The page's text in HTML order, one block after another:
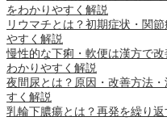
をわかりやすく解説
リウマチとは？初期症状・関
やすく解説
慢性的な下痢・軟便は漢方で
わかりやすく解説
夜間尿とは？原因・改善方法
すく解説
乳輪下膿瘍とは？再発を繰り